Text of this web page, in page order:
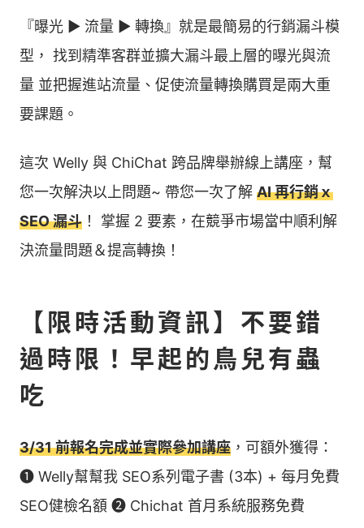
『曝光 ► 流量 ► 轉換』就是最簡易的行銷漏斗模
型， 找到精準客群並擴大漏斗最上層的曝光與流
量 並把握進站流量、促使流量轉換購買是兩大重
要課題。
這次 Welly 與 ChiChat 跨品牌舉辦線上講座，幫
您一次解決以上問題~⁣⁣ 帶您一次了解 AI 再行銷ｘ
⁣⁣SEO 漏斗 ！ 掌握 2 要素，在競爭市場當中順利解
決流量問題＆提高轉換！
【限時活動資訊】不要錯
過時限！早起的鳥兒有蟲
吃
3/31 前報名完成並實際參加講座 ，可額外獲得：
➊ Welly幫幫我 SEO系列電子書 (3本) + 每月免費
SEO健檢名額 ➋ Chichat 首月系統服務免費